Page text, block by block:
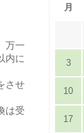
万一
内に
させ
は受
月
3
10
17